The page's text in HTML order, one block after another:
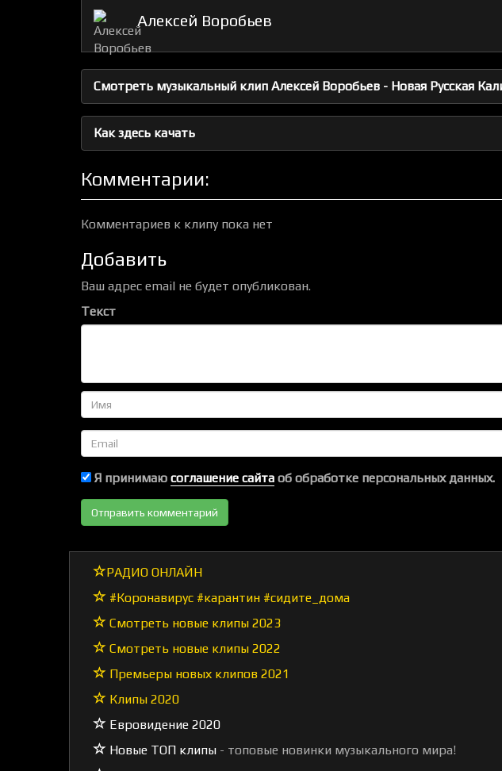
Алексей Воробьев
Смотреть музыкальный клип Алексей Воробьев - Новая Русская
Как здесь качать
Комментарии:
Комментариев к клипу пока нет
Добавить
Ваш адрес email не будет опубликован.
Текст
Имя
Email
Я принимаю соглашение сайта об обработке персональных данных.
РАДИО ОНЛАЙН
#Коронавирус #карантин #сидите_дома
Смотреть новые клипы 2023
Смотреть новые клипы 2022
Премьеры новых клипов 2021
Клипы 2020
Евровидение 2020
Новые ТОП клипы - топовые новинки музыкального мира!